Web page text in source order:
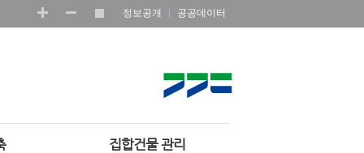
정보공개 공공데이터
집합건물 관리